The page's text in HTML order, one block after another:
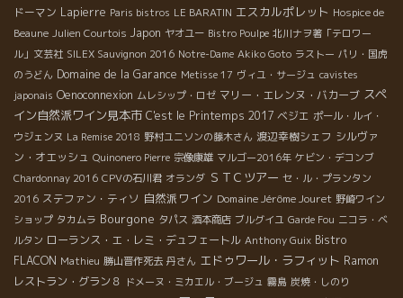
ドーマン Lapierre Paris bistros LE BARATIN エスカルポレット Hospice de
Beaune Julien Courtois Japon ヤオユー Bistro Poulpe 北川ナヲ著「テロワー
ル」文芸社 SILEX Sauvignon 2016 Notre-Dame Akiko Goto ラストー パリ・国虎
のうどん Domaine de la Garance Metisse 17 ヴィユ・サージュ cavistes
japonais Oenoconnexion ムレシップ・ロゼ マリー・エレンヌ・バカーブ スペ
イン自然派ワイン見本市 C'est le Printemps 2017 ベジエ ポール・ルイ・
ウジェンヌ La Remise 2018 野村ユニソンの藤木さん 渡辺幸樹シェフ シルヴァ
ン・オエッシュ Quinonero Pierre 宗像康雄 マルゴー2016年 ケビン・デコンブ
Chardonnay 2016 CPVの石川君 オランダ ＳＴＣツアー セ・ル・プランタン
2016 ステファン・ティソ 自然派ワイン Domaine Jérôme Jouret 野崎ワイン
ショップ タカムラ Bourgone タパス 酒本商店 ブルグイユ Garde Fou ニコラ・ベ
ルタン ローランス・エ・レミ・デュフェートル Anthony Guix Bistro
FLACON Mathieu 勝山晋作死去 丹さん エドゥワール・ラフィット Ramon
レストラン・グラン８ ドメーヌ・ミカエル・ブージュ 霧島 炭焼・しのり